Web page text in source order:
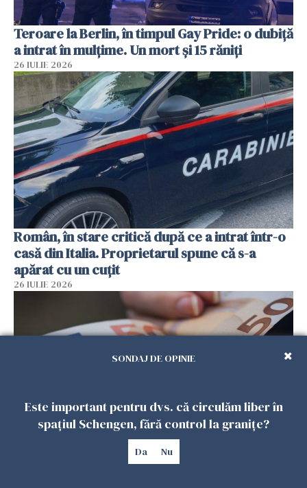
Teroare la Berlin, în timpul Gay Pride: o dubiță
a intrat în mulțime. Un mort și 15 răniți
26 IULIE 2026
Român, în stare critică după ce a intrat într-o
casă din Italia. Proprietarul spune că s-a
apărat cu un cuțit
26 IULIE 2026
Menajere și îngrijitori, în vizorul Fiscului din
SONDAJ DE OPINIE
Este important pentru dvs. că circulăm liber în
spațiul Schengen, fără control la granițe?
Da Nu